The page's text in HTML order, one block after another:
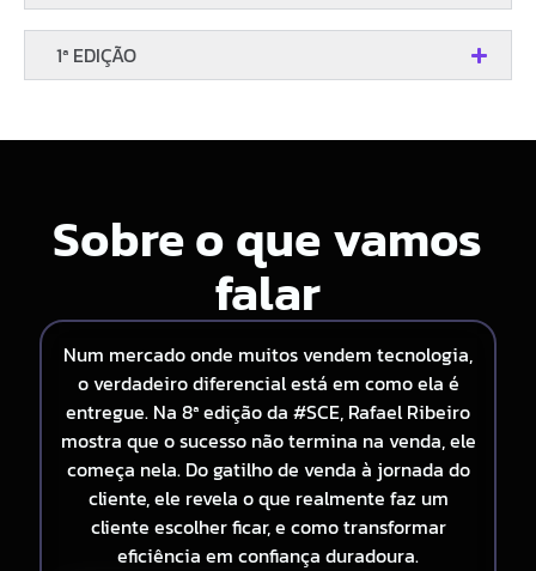
1ª EDIÇÃO
Sobre o que vamos
falar
Num mercado onde muitos vendem tecnologia,
o verdadeiro diferencial está em como ela é
entregue. Na 8ª edição da #SCE, Rafael Ribeiro
mostra que o sucesso não termina na venda, ele
começa nela. Do gatilho de venda à jornada do
cliente, ele revela o que realmente faz um
cliente escolher ficar, e como transformar
eficiência em confiança duradoura.